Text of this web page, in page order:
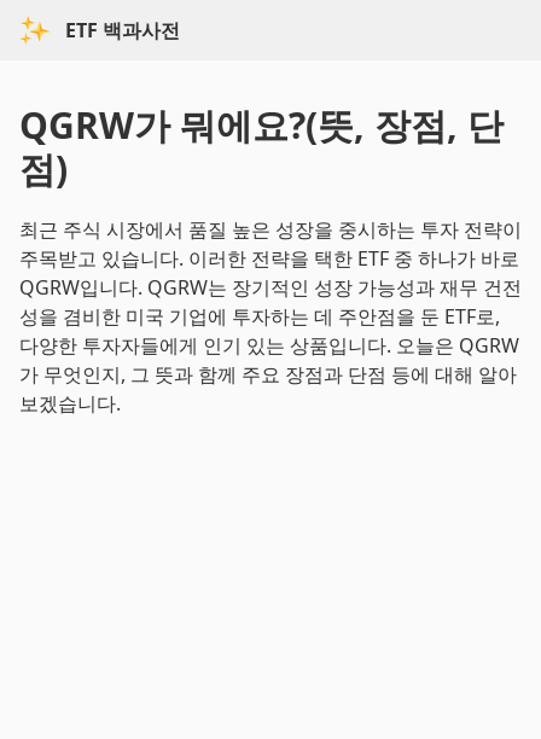
ETF 백과사전
QGRW가 뭐에요?(뜻, 장점, 단
점)
최근 주식 시장에서 품질 높은 성장을 중시하는 투자 전략이
주목받고 있습니다. 이러한 전략을 택한 ETF 중 하나가 바로
QGRW입니다. QGRW는 장기적인 성장 가능성과 재무 건전
성을 겸비한 미국 기업에 투자하는 데 주안점을 둔 ETF로,
다양한 투자자들에게 인기 있는 상품입니다. 오늘은 QGRW
가 무엇인지, 그 뜻과 함께 주요 장점과 단점 등에 대해 알아
보겠습니다.